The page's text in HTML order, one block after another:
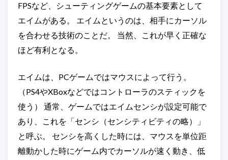
FPSなど、シューティングゲームの基本要素として
エイムがある。 エイムというのは、相手にカーソル
を合わせる技術のことだ。 当然、これが早く正確な
ほど有利となる。
エイムは、PCゲームではマウスによって行う。
（PS4やXBoxなどではコントローラのスティックを
使う） 通常、ゲームではエイムセンシが設定可能で
あり、これを「センシ（センシティビティの略）」
と呼ぶ。 センシを高くした時には、マウスを単位距
離動かした時にゲーム内でカーソルが速く動き、低